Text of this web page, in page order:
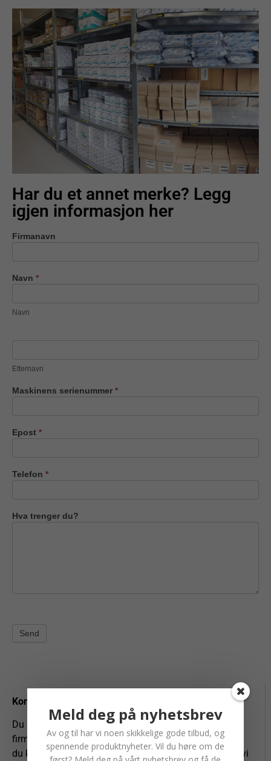
Kontakt oss
Du kan også selvfølgelig kontakte oss på
firmapost@entrack.no eller telefon62 94 54 40 – eller
du kan legge igjen informasjonen din under her så tar vi
Har du et annet merke? Legg
igjen informasjon her
Kobelco-
Firmanavn
Navn *
Navn
Etternavn
Maskinens serienummer *
Epost *
Telefon *
Hva trenger du?
Send
Meld deg på nyhetsbrev
Av og til har vi noen skikkelige gode tilbud, og
spennende produktnyheter. Vil du høre om de